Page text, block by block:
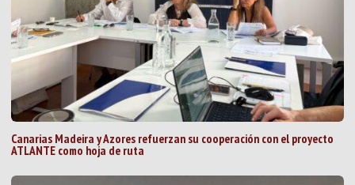
Canarias Madeira y Azores refuerzan su cooperación con el proyecto
ATLANTE como hoja de ruta